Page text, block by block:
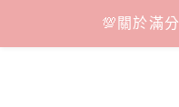
content
💯關於滿分